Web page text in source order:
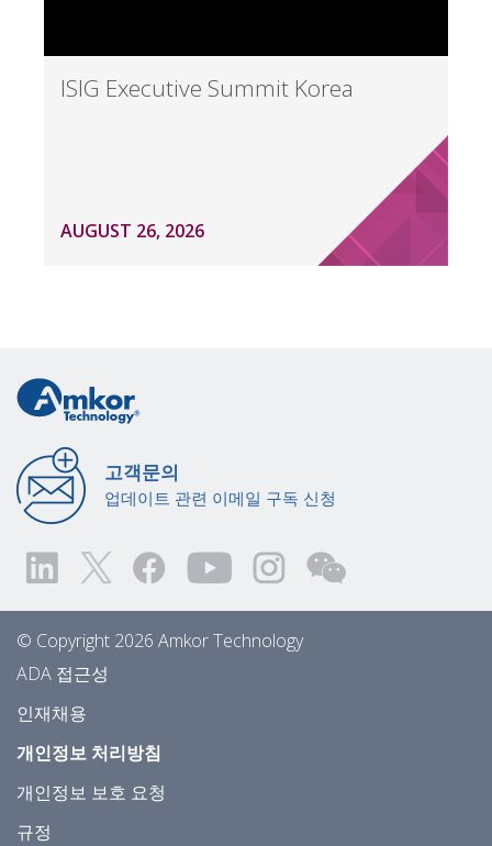
ISIG Executive Summit Korea
AUGUST 26, 2026
고객문의
업데이트 관련 이메일 구독 신청
© Copyright 2026 Amkor Technology
ADA 접근성
인재채용
개인정보 처리방침
개인정보 보호 요청
규정